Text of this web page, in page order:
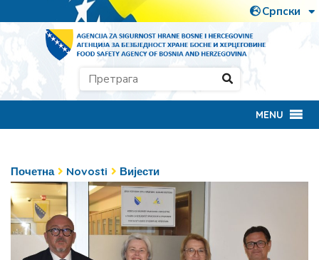
MENU
Почетна Novosti Вијести